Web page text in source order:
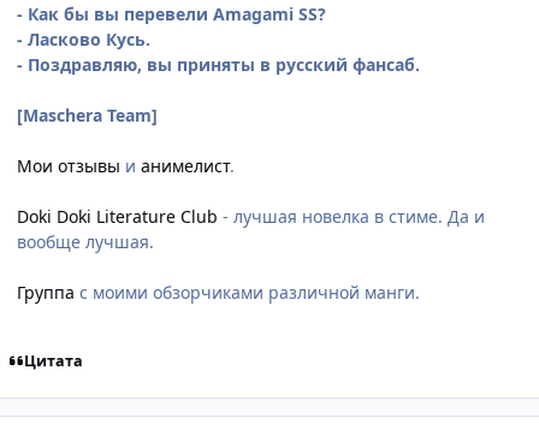
- Как бы вы перевели Amagami SS?
- Ласково Кусь.
- Поздравляю, вы приняты в русский фансаб.
[Maschera Team]
Мои отзывы и анимелист.
Doki Doki Literature Club - лучшая новелка в стиме. Да и
вообще лучшая.
Группа с моими обзорчиками различной манги.
Цитата